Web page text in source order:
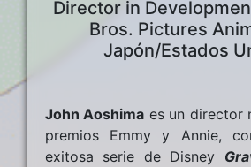
Director in
Bros. Pictures
Japón/Estados
John Aoshima es un director
premios Emmy y Annie,
exitosa serie de Disney